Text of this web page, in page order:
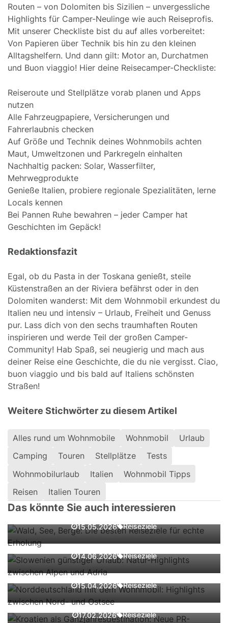
Routen – von Dolomiten bis Sizilien – unvergessliche
Highlights für Camper-Neulinge wie auch Reiseprofis.
Mit unserer Checkliste bist du auf alles vorbereitet:
Von Papieren über Technik bis hin zu den kleinen
Alltagshelfern. Und dann gilt: Motor an, Durchatmen
und Buon viaggio! Hier deine Reisecamper-Checkliste:
Reiseroute und Stellplätze vorab planen und Apps
nutzen
Alle Fahrzeugpapiere, Versicherungen und
Fahrerlaubnis checken
Auf Größe und Technik deines Wohnmobils achten
Maut, Umweltzonen und Parkregeln einhalten
Nachhaltig packen: Solar, Wasserfilter,
Mehrwegprodukte
Genieße Italien, probiere regionale Spezialitäten, lerne
Locals kennen
Bei Pannen Ruhe bewahren – jeder Camper hat
Geschichten im Gepäck!
Redaktionsfazit
Egal, ob du Pasta in der Toskana genießt, steile
Küstenstraßen an der Riviera befährst oder in den
Dolomiten wanderst: Mit dem Wohnmobil erkundest du
Italien neu und intensiv – Urlaub, Freiheit und Genuss
pur. Lass dich von den sechs traumhaften Routen
inspirieren und werde Teil der großen Camper-
Community! Hab Spaß, sei neugierig und mach aus
deiner Reise eine Geschichte, die du nie vergisst. Ciao,
buon viaggio und bis bald auf Italiens schönsten
Straßen!
Weitere Stichwörter zu diesem Artikel
Alles rund um Wohnmobile Wohnmobil
Urlaub
Camping
Touren Stellplätze
Tests
Wohnmobilurlaub
Italien
Wohnmobil Tipps
Reisen
Italien Touren
Das könnte Sie auch interessieren
Wald, See, Berge: Die besten Reiseziele
für echte Erholung
15.05.2026 Reiseziele
Slowenien günstiger Urlaub: Natur-
Highlights zwischen Alpen und Adria
14.06.2026 Reiseziele
Norddeutschland mit dem Wohnmobil:
Highlights zwischen Nord- und Ostsee
15.04.2026 Reiseziele
Kroatien als Ganzjahresdestination:
Neue PR-Offensive in der Schweiz
17.02.2026 Reiseziele
Mit dem Wohnmobil durch Norwegen